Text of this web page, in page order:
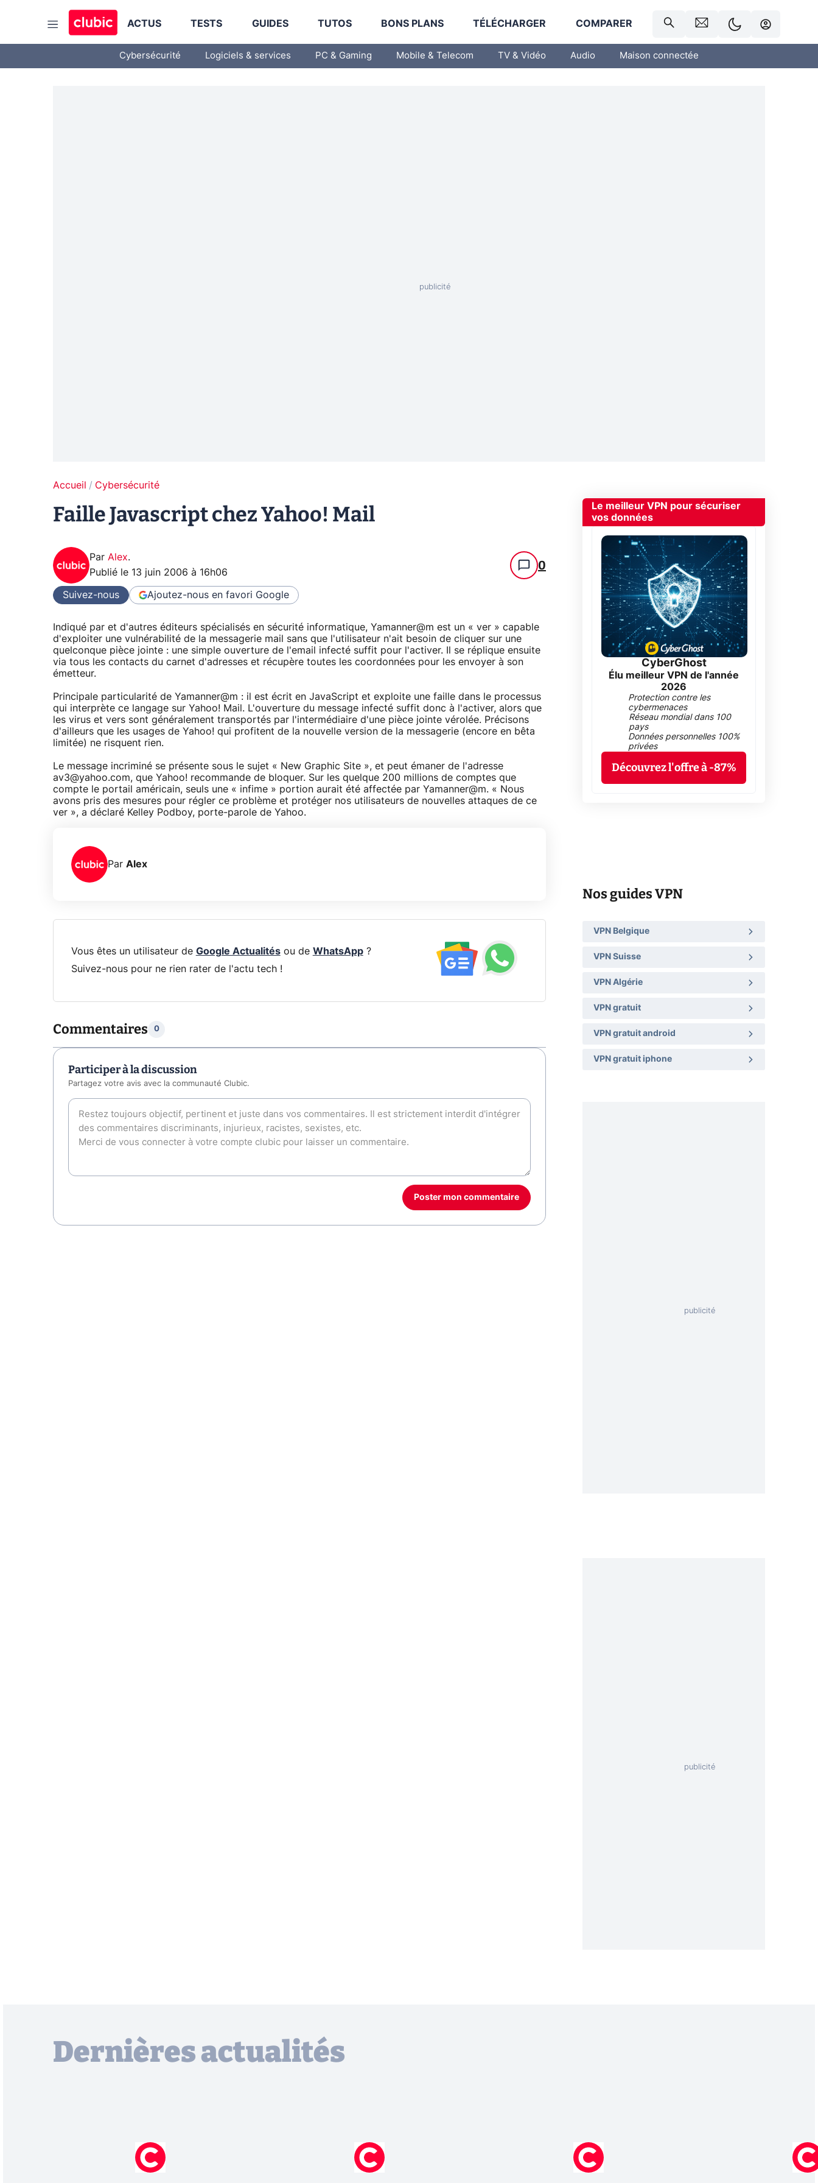
ACTUS TESTS GUIDES TUTOS BONS PLANS TÉLÉCHARGER COMPARER
Cybersécurité Logiciels & services PC & Gaming Mobile & Telecom TV & Vidéo Audio Maison connectée
Accueil Cybersécurité
Faille Javascript chez Yahoo! Mail
Par Alex.
Publié le 13 juin 2006 à 16h06 0
Suivez-nous Ajoutez-nous en favori Google
Indiqué par et d'autres éditeurs spécialisés en sécurité informatique, Yamanner@m est un « ver » capable
d'exploiter une vulnérabilité de la messagerie mail sans que l'utilisateur n'ait besoin de cliquer sur une
quelconque pièce jointe : une simple ouverture de l'email infecté suffit pour l'activer. Il se réplique ensuite
via tous les contacts du carnet d'adresses et récupère toutes les coordonnées pour les envoyer à son
émetteur.
Principale particularité de Yamanner@m : il est écrit en JavaScript et exploite une faille dans le processus
qui interprète ce langage sur Yahoo! Mail. L'ouverture du message infecté suffit donc à l'activer, alors que
les virus et vers sont généralement transportés par l'intermédiaire d'une pièce jointe vérolée. Précisons
d'ailleurs que les usages de Yahoo! qui profitent de la nouvelle version de la messagerie (encore en bêta
limitée) ne risquent rien.
Le message incriminé se présente sous le sujet « New Graphic Site », et peut émaner de l'adresse
av3@yahoo.com, que Yahoo! recommande de bloquer. Sur les quelque 200 millions de comptes que
compte le portail américain, seuls une « infime » portion aurait été affectée par Yamanner@m. « Nous
avons pris des mesures pour régler ce problème et protéger nos utilisateurs de nouvelles attaques de ce
ver », a déclaré Kelley Podboy, porte-parole de Yahoo.
Par Alex
Vous êtes un utilisateur de Google Actualitésou de WhatsApp?
Suivez-nous pour ne rien rater de l'actu tech !
Commentaires 0
Participer à la discussion
Partagez votre avis avec la communauté Clubic.
Poster mon commentaire
Le meilleur VPN pour sécuriser
vos données
CyberGhost
Élu meilleur VPN de l'année
2026
Protection contre les
cybermenaces
Réseau mondial dans 100
pays
Données personnelles 100%
privées
Découvrez l'offre à -87%
Nos guides VPN
VPN Belgique
VPN Suisse
VPN Algérie
VPN gratuit
VPN gratuit android
VPN gratuit iphone
Dernières actualités